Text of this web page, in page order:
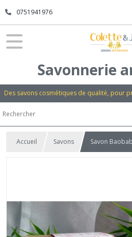
0751941976
Savonnerie
Accueil Savons Savon Baobab